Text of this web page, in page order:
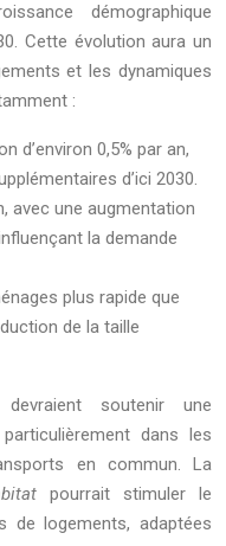
démographique
Cette évolution aura un
et les dynamiques
:
d’environ 0,5% par an,
d’ici 2030.
avec une augmentation
la demande
plus rapide que
de la taille
devraient soutenir une
dans les
en commun. La
pourrait stimuler le
de logements, adaptées